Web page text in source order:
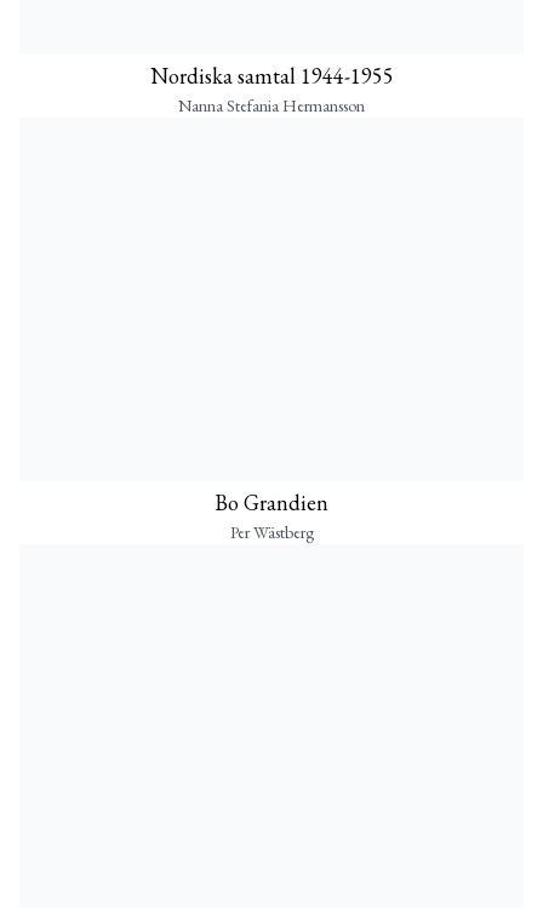
Nordiska samtal 1944-1955
Nanna Stefania Hermansson
Bo Grandien
Per Wästberg